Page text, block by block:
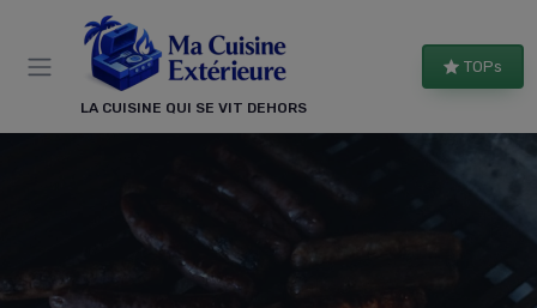
LA CUISINE QUI SE VIT DEHORS
TOPs
Panneau de gestion des cookies